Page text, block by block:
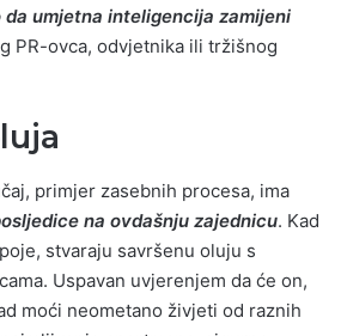
da umjetna inteligencija zamijeni
PR-ovca, odvjetnika ili tržišnog
primjer zasebnih procesa, ima
na ovdašnju zajednicu. Kad
stvaraju savršenu oluju s
Uspavan uvjerenjem da će on,
moći neometano živjeti od raznih